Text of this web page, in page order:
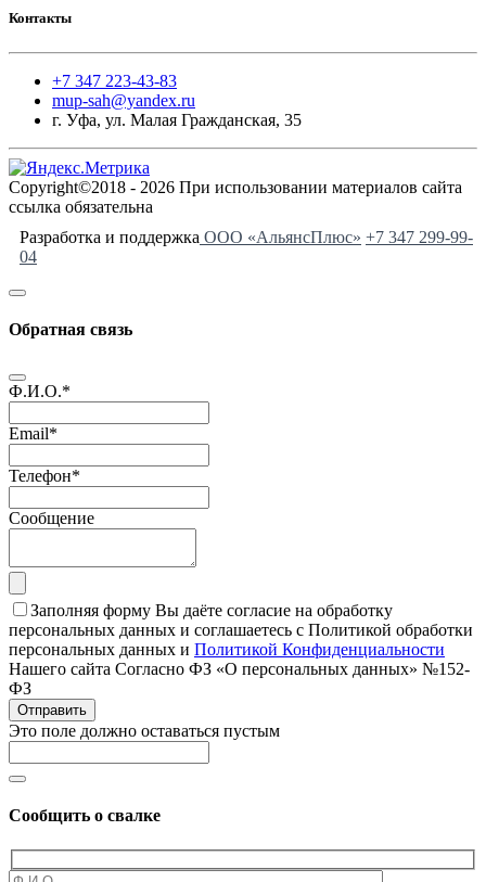
Контакты
+7 347 223-43-83
mup-sah@yandex.ru
г. Уфа, ул. Малая Гражданская, 35
Copyright©2018 - 2026 При использовании материалов сайта
ссылка обязательна
Разработка и поддержка ООО «АльянсПлюс» +7 347 299-99-
04
Обратная связь
Ф.И.О.*
Email*
Телефон*
Сообщение
Заполняя форму Вы даёте согласие на обработку
персональных данных и соглашаетесь с Политикой обработки
персональных данных и Политикой Конфиденциальности
Нашего сайта Согласно ФЗ «О персональных данных» №152-
ФЗ
Отправить
Это поле должно оставаться пустым
Сообщить о свалке